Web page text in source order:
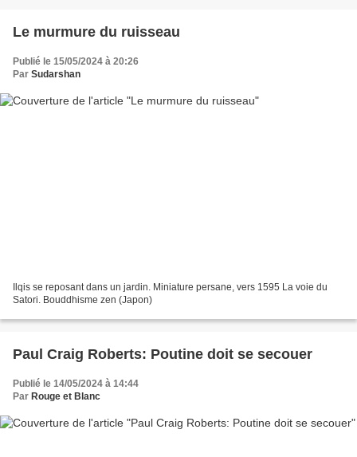
Le murmure du ruisseau
Publié le 15/05/2024 à 20:26
Par Sudarshan
Ilqis se reposant dans un jardin. Miniature persane, vers 1595 La voie du
Satori. Bouddhisme zen (Japon)
Paul Craig Roberts: Poutine doit se secouer
Publié le 14/05/2024 à 14:44
Par Rouge et Blanc